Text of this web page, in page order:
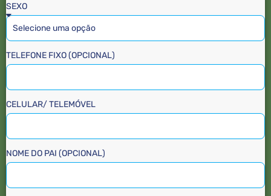
SEXO
TELEFONE FIXO (OPCIONAL)
CELULAR/ TELEMÓVEL
NOME DO PAI (OPCIONAL)